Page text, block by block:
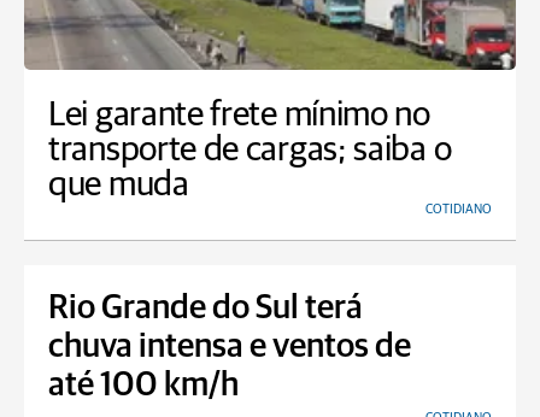
Lei garante frete mínimo no
transporte de cargas; saiba o
que muda
COTIDIANO
Rio Grande do Sul terá
chuva intensa e ventos de
até 100 km/h